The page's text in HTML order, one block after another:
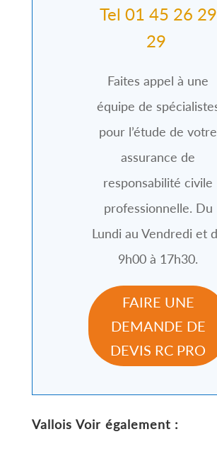
Tel 01 45 26 29
29
Faites appel à une
équipe de
pour l’étude de votre
assurance de
responsabilité civile
professionnelle. Du
Lundi au Vendredi et
9h00 à 17h30.
FAIRE UNE
DEMANDE DE
DEVIS RC PRO
Vallois Voir également :